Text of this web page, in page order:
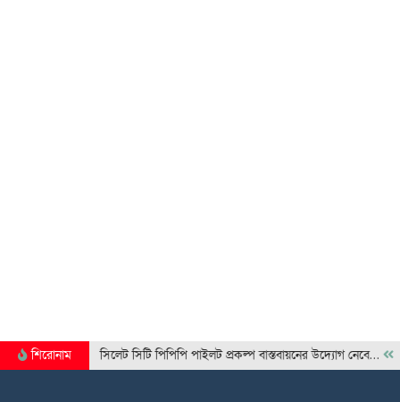
শিরোনামসিলেট সিটি পিপিপি পাইলট প্রকল্প বাস্তবায়নের উদ্যোগ নেবে…